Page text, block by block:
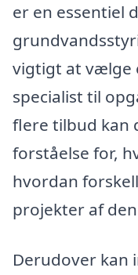
er en essentiel
vigtigt at vælge
specialist til
flere tilbud kan
forståelse for,
hvordan
projekter af
Derudover kan